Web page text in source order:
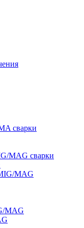
сварки
MAG сварки
MAG
MAG